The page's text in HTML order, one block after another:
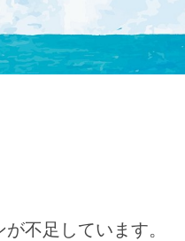
不足しています。